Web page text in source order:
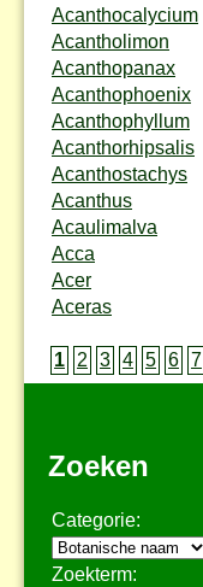
Acanthocalycium
Acantholimon
Acanthopanax
Acanthophoenix
Acanthophyllum
Acanthorhipsalis
Acanthostachys
Acanthus
Acaulimalva
Acca
Acer
Aceras
1 2 3 4 5 6 7
Zoeken
Categorie:
Zoekterm: